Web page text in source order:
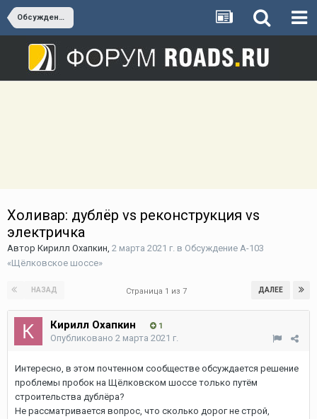
Обсуждение А-103 «Щёлковское шоссе»
Холивар: дублёр vs реконструкция vs
электричка
Автор Кирилл Охапкин, 2 марта 2021 г. в Обсуждение А-103
«Щёлковское шоссе»
НАЗАД ДАЛЕЕ
Страница 1 из 7
Кирилл Охапкин 1
Опубликовано 2 марта 2021 г.
Интересно, в этом почтенном сообществе обсуждается решение
проблемы пробок на Щёлковском шоссе только путём
строительства дублёра?
Не рассматривается вопрос, что сколько дорог не строй,